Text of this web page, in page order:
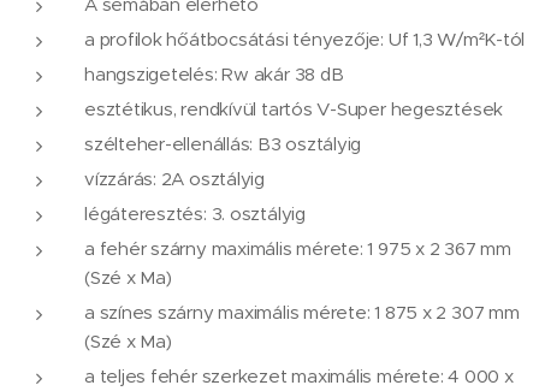
a profilok hőátbocsátási tényezője: Uf 1,3 W/m²K-tól
hangszigetelés: Rw akár 38 dB
esztétikus, rendkívül tartós V-Super hegesztések
szélteher-ellenállás: B3 osztályig
vízzárás: 2A osztályig
légáteresztés: 3. osztályig
a fehér szárny maximális mérete: 1 975 x 2 367 mm
(Szé x Ma)
a színes szárny maximális mérete: 1 875 x 2 307 mm
(Szé x Ma)
a teljes fehér szerkezet maximális mérete: 4 000 x